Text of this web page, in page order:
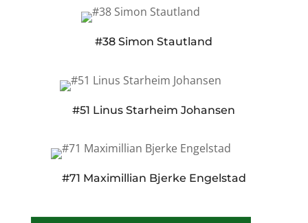
#38 Simon Stautland
#51 Linus Starheim Johansen
#71 Maximillian Bjerke Engelstad